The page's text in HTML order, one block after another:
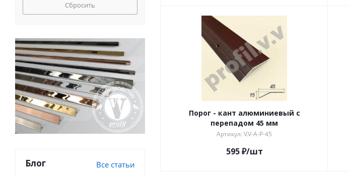
Порог - кант алюминиевый с
перепадом 45 мм
Артикул: V.V-A-P-45
595₽/шт
Сбросить
Блог Все статьи